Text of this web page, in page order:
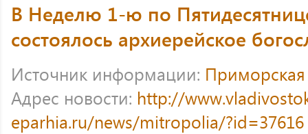
В Неделю 1-ю по
состоялось архиерейское
Источник информации:
Адрес новости: http://
eparhia.ru/news/mitropolia/?id=37616